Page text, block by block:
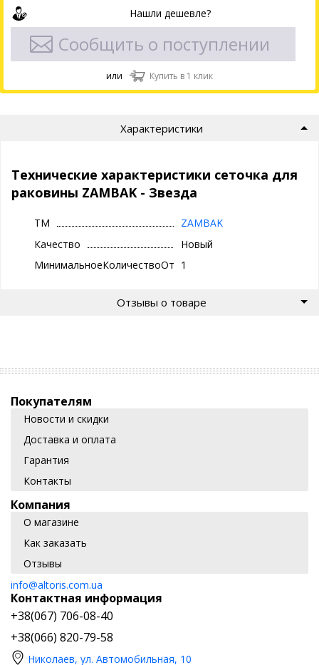
Нашли дешевле?
Сообщить о поступлении
или Купить в 1 клик
Характеристики
Технические характеристики сеточка для
раковины ZAMBAK - Звезда
ТМ
ZAMBAK
Качество
Новый
МинимальноеКоличествоОтгрузки
1
Отзывы о товаре
Покупателям
Новости и скидки
Доставка и оплата
Гарантия
Контакты
Компания
О магазине
Как заказать
Отзывы
info@altoris.com.ua
Контактная информация
+38(067) 706-08-40
+38(066) 820-79-58
Николаев, ул. Автомобильная, 10